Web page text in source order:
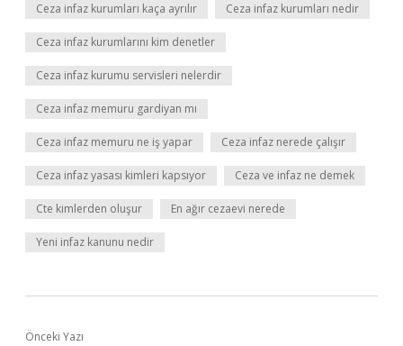
Ceza infaz kurumları kaça ayrılır Ceza infaz kurumları nedir
Ceza infaz kurumlarını kim denetler
Ceza infaz kurumu servisleri nelerdir
Ceza infaz memuru gardiyan mı
Ceza infaz memuru ne iş yapar Ceza infaz nerede çalışır
Ceza infaz yasası kimleri kapsıyor Ceza ve infaz ne demek
Cte kimlerden oluşur En ağır cezaevi nerede
Yeni infaz kanunu nedir
Önceki Yazı